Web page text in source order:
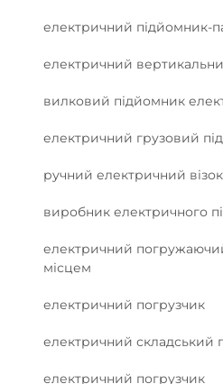
електричний підйомник-
електричний
вилковий підйомник
електричний грузовий
ручний електричний візок
виробник електричного
електричний
місцем
електричний погрузчик
електричний складський
електричний погрузчик